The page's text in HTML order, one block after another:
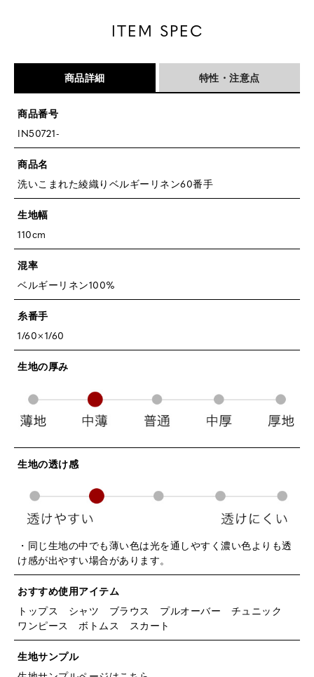
ITEM SPEC
商品詳細
商品番号
IN50721-
商品名
洗いこまれた綾織りベルギーリネン60番手
生地幅
110cm
混率
ベルギーリネン100%
糸番手
1/60×1/60
生地の厚み
生地の透け感
・同じ生地の中でも薄い色は光を通しやすく濃い色よりも透
け感が出やすい場合があります。
おすすめ使用アイテム
トップス シャツ ブラウス プルオーバー チュニック
ワンピース ボトムス スカート
生地サンプル
特性・注意点